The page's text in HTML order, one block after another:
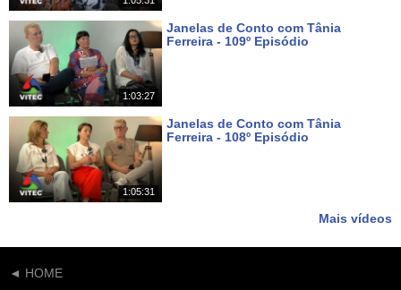
1:03:27
Janelas de Conto com Tânia
Ferreira - 109º Episódio
1:05:31
Janelas de Conto com Tânia
Ferreira - 108º Episódio
Mais vídeos
◄ HOME